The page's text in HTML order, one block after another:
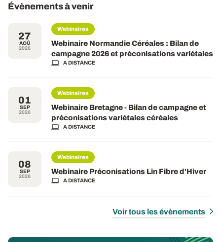
Évènements à venir
27
AOÛ
2026
Webinaires
Webinaire Normandie Céréales : Bilan de
campagne 2026 et préconisations variétales
A DISTANCE
01
SEP
2026
Webinaires
Webinaire Bretagne - Bilan de campagne et
préconisations variétales céréales
A DISTANCE
08
SEP
2026
Webinaires
Webinaire Préconisations Lin Fibre d'Hiver
A DISTANCE
Voir tous les évènements